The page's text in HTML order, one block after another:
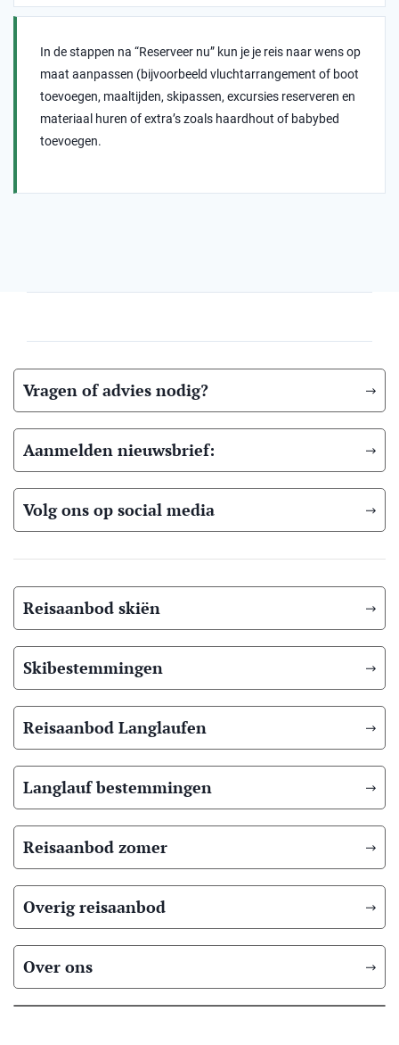
In de stappen na “Reserveer nu” kun je je reis naar wens op
maat aanpassen (bijvoorbeeld vluchtarrangement of boot
toevoegen, maaltijden, skipassen, excursies reserveren en
materiaal huren of extra’s zoals haardhout of babybed
toevoegen.
Vragen of advies nodig?
Aanmelden nieuwsbrief:
Volg ons op social media
Reisaanbod skiën
Skibestemmingen
Reisaanbod Langlaufen
Langlauf bestemmingen
Reisaanbod zomer
Overig reisaanbod
Over ons